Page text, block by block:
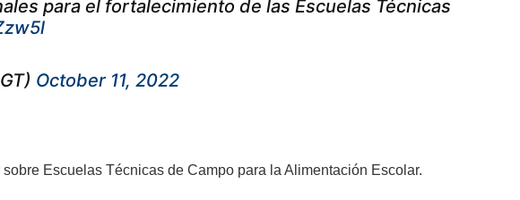
para el fortalecimiento de las Escuelas Técnicas
October 11, 2022
Escuelas Técnicas de Campo para la Alimentación Escolar.